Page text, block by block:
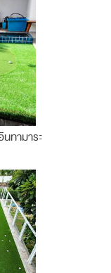
ทามาระ